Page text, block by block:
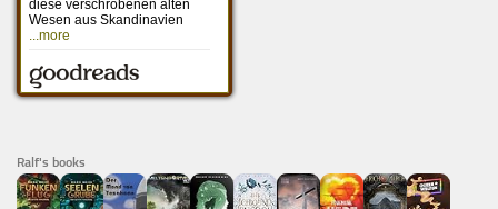
Ralf's books